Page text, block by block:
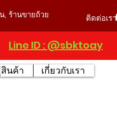
, ร้านขายถ้วย
ติดต่อเรา
Line ID : @sbktoay
นค้า เกี่ยวกับเรา